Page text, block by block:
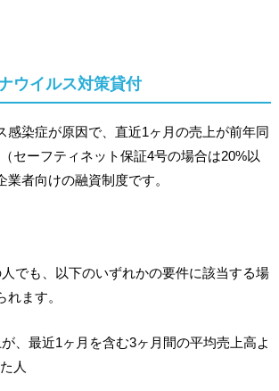
イルス対策貸付
感染症が原因で、直近1ヶ月の売上が前年同
セーフティネット保証4号の場合は20%以
者向けの融資制度です。
でも、以下のいずれかの要件に該当する場
ます。
、最近1ヶ月を含む3ヶ月間の平均売上高よ
人